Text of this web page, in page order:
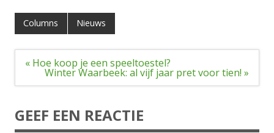
Columns Nieuws
Bericht
navigatie
« Hoe koop je een speeltoestel?
Winter Waarbeek: al vijf jaar pret voor tien! »
GEEF EEN REACTIE